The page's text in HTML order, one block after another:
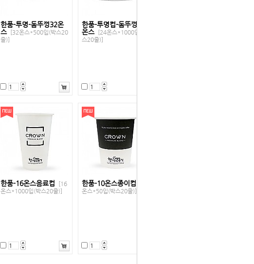
한품-투명-돔뚜껑32온
스 [32온스*500입(박스20
줄)]
한품-투명컵-돔뚜껑24
온스 [24온스*1000입(박
스20줄)]
한품-16온스음료컵
[16
온스*1000입(박스20줄)]
한품-10온스종이컵
온스*50입(박스20줄)]